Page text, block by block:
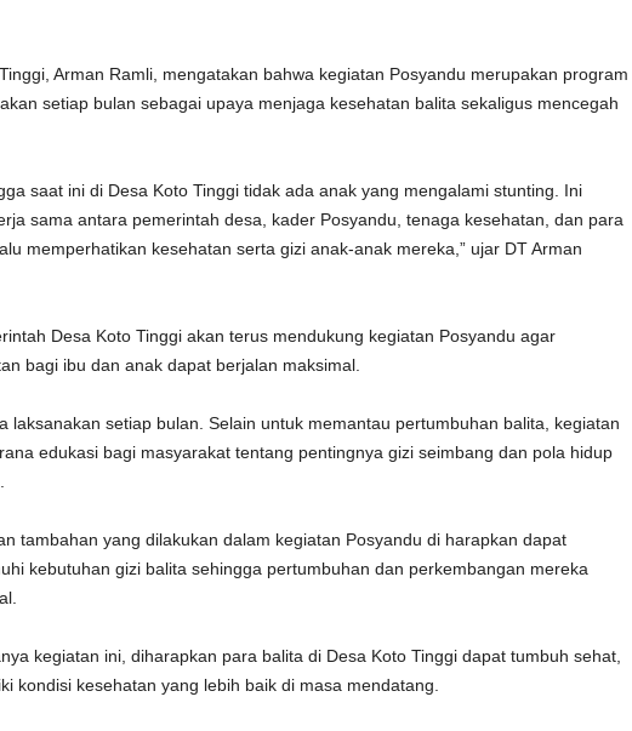
Arman Ramli, mengatakan bahwa kegiatan Posyandu merupakan program
setiap bulan sebagai upaya menjaga kesehatan balita sekaligus mencegah
saat ini di Desa Koto Tinggi tidak ada anak yang mengalami stunting. Ini
sama antara pemerintah desa, kader Posyandu, tenaga kesehatan, dan para
memperhatikan kesehatan serta gizi anak-anak mereka,” ujar DT Arman
Desa Koto Tinggi akan terus mendukung kegiatan Posyandu agar
bagi ibu dan anak dapat berjalan maksimal.
laksanakan setiap bulan. Selain untuk memantau pertumbuhan balita, kegiatan
edukasi bagi masyarakat tentang pentingnya gizi seimbang dan pola hidup
tambahan yang dilakukan dalam kegiatan Posyandu di harapkan dapat
kebutuhan gizi balita sehingga pertumbuhan dan perkembangan mereka
kegiatan ini, diharapkan para balita di Desa Koto Tinggi dapat tumbuh sehat,
kondisi kesehatan yang lebih baik di masa mendatang.